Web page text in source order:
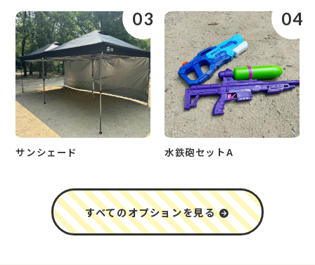
03
サンシェード
04
水鉄砲セットA
すべてのオプションを見る